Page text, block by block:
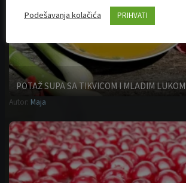
POTAŽ SUPA SA TIKVICOM I MLADIM LUKOM
Autor: Maja
Podešavanja kolačića
PRIHVATI